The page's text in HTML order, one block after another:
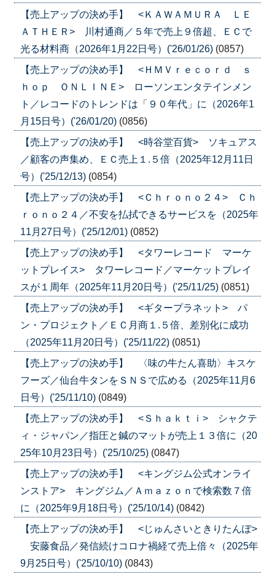
【売上アップの決め手】 <ＫＡＷＡＭＵＲＡ ＬＥ
ＡＴＨＥＲ> 川村通商／５年で売上９倍超、ＥＣで
光る材料商（2026年1月22日号）('26/01/26) (0857)
【売上アップの決め手】 <ＨＭＶｒｅｃｏｒｄ ｓ
ｈｏｐ ＯＮＬＩＮＥ> ローソンエンタテインメン
ト／レコードのトレンドは「９０年代」に（2026年1
月15日号）('26/01/20) (0856)
【売上アップの決め手】 <時谷堂百貨> ソキュアス
／顧客の声集め、ＥＣ売上１.５倍（2025年12月11日
号）('25/12/13) (0854)
【売上アップの決め手】 <Ｃｈｒｏｎｏ２４> Ｃｈ
ｒｏｎｏ２４／不安を払拭できるサービスを（2025年
11月27日号）('25/12/01) (0852)
【売上アップの決め手】 <タワーレコード マーケ
ットプレイス> タワーレコード／マーケットプレイ
スが１周年（2025年11月20日号）('25/11/25) (0851)
【売上アップの決め手】 <ギタープラネット> パ
ン・プロジェクト／ＥＣ月商１.５倍、差別化に成功
（2025年11月20日号）('25/11/22) (0851)
【売上アップの決め手】 〈味の牛たん喜助〉キスケ
フーズ／仙台牛タンをＳＮＳで広める（2025年11月6
日号）('25/11/10) (0849)
【売上アップの決め手】 <Ｓｈａｋｔｉ> シャクテ
ィ・ジャパン／指圧と鍼のマットが売上１３倍に（20
25年10月23日号）('25/10/25) (0847)
【売上アップの決め手】 <キングジム公式オンライ
ンストア> キングジム／Ａｍａｚｏｎで検索数７倍
に（2025年9月18日号）('25/10/14) (0842)
【売上アップの決め手】 <じゅんさいときりたんぽ>
安藤食品／発信続けコロナ禍経て売上倍々（2025年
9月25日号）('25/10/10) (0843)